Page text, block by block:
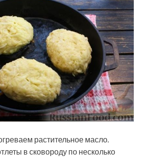
растительное масло.
в сковороду по несколько